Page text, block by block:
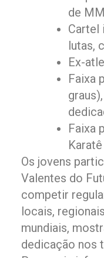
de
Cartel
lutas,
Ex-
Faixa
Faixa
Karatê
Os jovens
Valentes do
competir
locais,
mundiais,
dedicação nos